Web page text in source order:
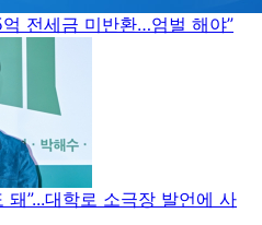
전세금 미반환…엄벌 해야”
돼”...대학로 소극장 발언에 사